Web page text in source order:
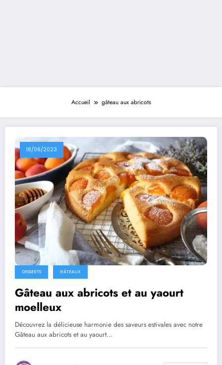
Accueil gâteau aux abricots
18/06/2023
DESSERTS GÂTEAUX
Gâteau aux abricots et au yaourt
moelleux
Découvrez la délicieuse harmonie des saveurs estivales avec notre
Gâteau aux abricots et au yaourt…